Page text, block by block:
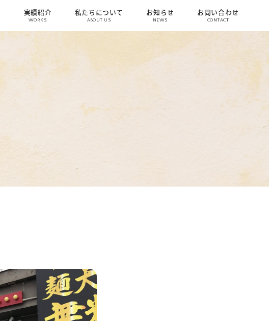
実績紹介
WORKS
私たちについて
ABOUT US
お知らせ
NEWS
お問い合わせ
CONTACT